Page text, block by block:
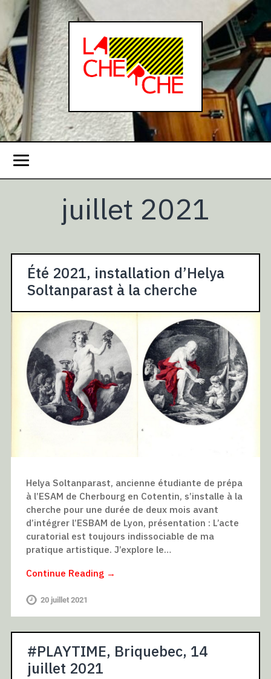
juillet 2021
Été 2021, installation d’Helya
Soltanparast à la cherche
Helya Soltanparast, ancienne étudiante de prépa
à l’ESAM de Cherbourg en Cotentin, s’installe à la
cherche pour une durée de deux mois avant
d’intégrer l’ESBAM de Lyon, présentation : L’acte
curatorial est toujours indissociable de ma
pratique artistique. J’explore le…
Continue Reading →
20 juillet 2021
#PLAYTIME, Briquebec, 14
juillet 2021